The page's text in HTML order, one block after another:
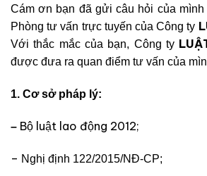
Cám ơn bạn đã gửi câu hỏi của
Phòng tư vấn trực tuyến của Công ty
Với thắc mắc của bạn, Công ty
được đưa ra quan điểm tư vấn của
1. Cơ sở pháp lý:
– Bộ luật lao động 2012;
– Nghị định 122/2015/NĐ-CP;